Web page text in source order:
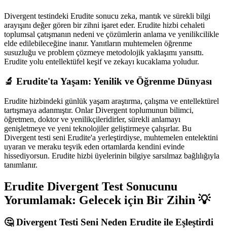
Divergent testindeki Erudite sonucu zeka, mantık ve sürekli bilgi
arayışını değer gören bir zihni işaret eder. Erudite hizbi cehaleti
toplumsal çatışmanın nedeni ve çözümlerin anlama ve yenilikcilikle
elde edilebileceğine inanır. Yanıtların muhtemelen öğrenme
susuzluğu ve problem çözmeye metodolojik yaklaşımı yansıttı.
Erudite yolu entellektüfel keşif ve zekayı kucaklama yoludur.
🔬 Erudite'ta Yaşam: Yenilik ve Öğrenme Dünyası
Erudite hizbindeki günlük yaşam araştırma, çalışma ve entellektürel
tartışmaya adanmıştır. Onlar Divergent toplumunun bilimci,
öğretmen, doktor ve yenilikçileridirler, sürekli anlamayı
genişletmeye ve yeni teknolojiler geliştirmeye çalışırlar. Bu
Divergent testi seni Erudite'a yerleştirdiyse, muhtemelen entelektini
uyaran ve meraku teşvik eden ortamlarda kendini evinde
hissediyorsun. Erudite hizbi üyelerinin bilgiye sarsılmaz bağlılığıyla
tanımlanır.
Erudite Divergent Test Sonucunu
Yorumlamak: Gelecek için Bir Zihin 💡
🤔 Divergent Testi Seni Neden Erudite ile Eşleştirdi